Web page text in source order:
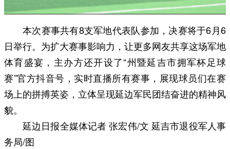
本次赛事共有8支军地代表队参加，决赛将于6月6
日举行。为扩大赛事影响力，让更多网友共享这场军地
体育盛宴，主办方还开设了“州暨延吉市拥军杯足球
赛”官方抖音号，实时直播所有赛事，展现球员们在赛
场上的拼搏英姿，立体呈现延边军民团结奋进的精神风
貌。
延边日报全媒体记者 张宏伟/文 延吉市退役军人事
务局/图